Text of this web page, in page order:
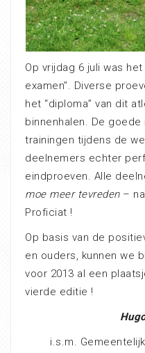
Op vrijdag 6 juli was
examen”. Diverse
het “diploma” van dit
binnenhalen. De
trainingen tijdens de
deelnemers echter
eindproeven. Alle
moe meer tevreden–
Proficiat !
Op basis van de
en ouders, kunnen we
voor 2013 al een
vierde editie !
i.s.m.